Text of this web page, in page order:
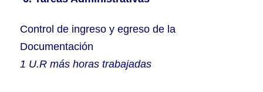
Control de ingreso y egreso de la
Documentación
1 U.R más horas trabajadas